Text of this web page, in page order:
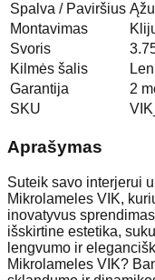
Spalva / Paviršius
Montavimas
Svoris
Kilmės šalis
Garantija
2
SKU
Aprašymas
Suteik savo interjerui
Mikrolameles VIK,
inovatyvus
išskirtine estetika,
lengvumo ir
Mikrolameles VIK?